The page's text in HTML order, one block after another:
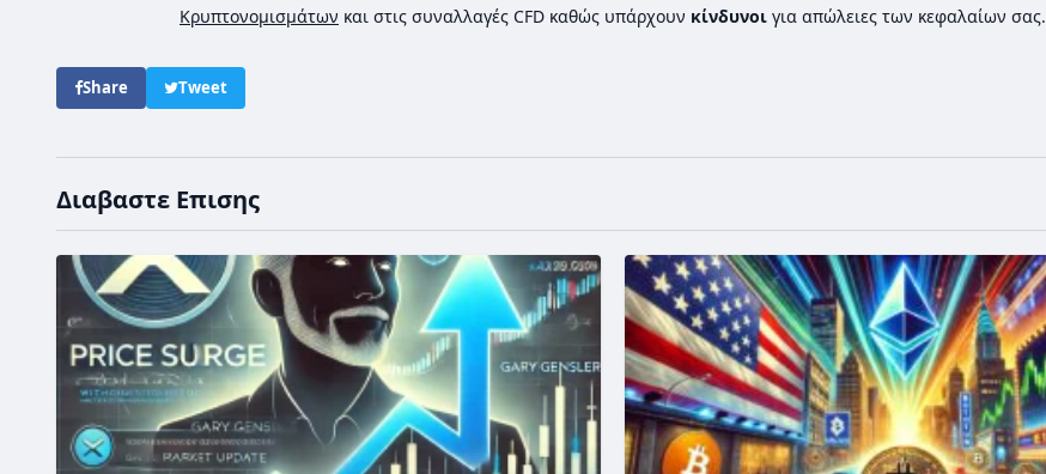
Κρυπτονομισμάτων και στις συναλλαγές CFD καθώς υπάρχουν κίνδυνοι για απώλειες των κεφαλαίων σας.
Share Tweet
Διαβαστε Επισης